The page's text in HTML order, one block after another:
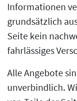
Informationen
grundsätzlich
Seite kein
fahrlässiges
Alle Angebote
unverbindlich.